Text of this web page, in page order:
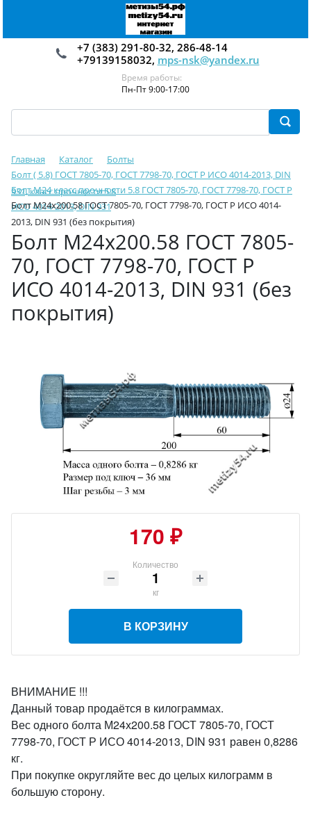
+7 (383) 291-80-32, 286-48-14
+79139158032, mps-nsk@yandex.ru
Время работы:
Пн-Пт 9:00-17:00
Главная Каталог
Болты
Болт ( 5.8) ГОСТ 7805-70, ГОСТ 7798-70, ГОСТ Р ИСО 4014-2013, DIN
931, класс прочности 5.8
Болт М24 класс прочности 5.8 ГОСТ 7805-70, ГОСТ 7798-70, ГОСТ Р
ИСО 4014-2013, DIN 931
Болт М24х200.58 ГОСТ 7805-70, ГОСТ 7798-70, ГОСТ Р ИСО 4014-
2013, DIN 931 (без покрытия)
Болт М24х200.58 ГОСТ 7805-
70, ГОСТ 7798-70, ГОСТ Р
ИСО 4014-2013, DIN 931 (без
покрытия)
170 ₽
Количество
кг
В КОРЗИНУ
ВНИМАНИЕ !!!
Данный товар продаётся в килограммах.
Вес одного болта М24х200.58 ГОСТ 7805-70, ГОСТ
7798-70, ГОСТ Р ИСО 4014-2013, DIN 931 равен 0,8286
кг.
При покупке округляйте вес до целых килограмм в
большую сторону.